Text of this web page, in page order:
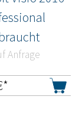
Anfrage